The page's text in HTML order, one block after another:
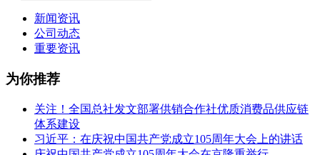
新闻资讯
公司动态
重要资讯
为你推荐
关注！全国总社发文部署供销合作社优质消费品供应链
体系建设
习近平：在庆祝中国共产党成立105周年大会上的讲话